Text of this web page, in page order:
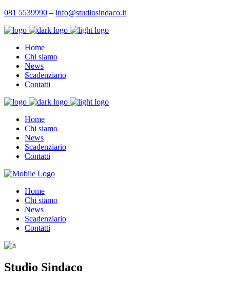
081 5539990 – info@studiosindaco.it
Home
Chi siamo
News
Scadenziario
Contatti
Home
Chi siamo
News
Scadenziario
Contatti
Home
Chi siamo
News
Scadenziario
Contatti
Studio Sindaco